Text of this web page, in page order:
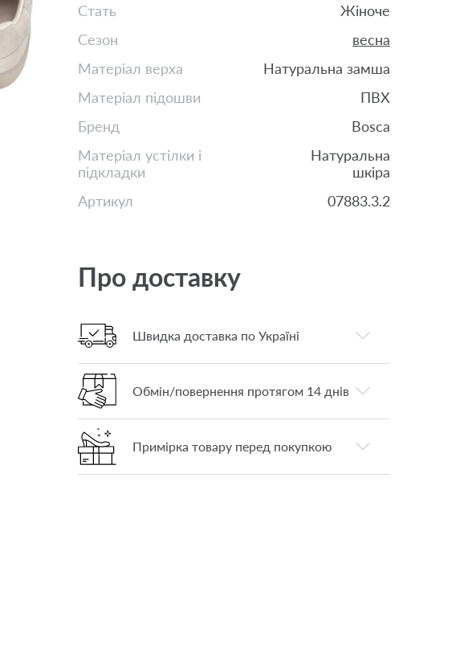
Стать
Жіноче
Сезон
весна
Матеріал верха
Натуральна замша
Матеріал підошви
ПВХ
Бренд
Bosca
Матеріал устілки і
підкладки
Натуральна
шкіра
Артикул
07883.3.2
Про доставку
Швидка доставка по Україні
Обмін/повернення протягом 14 днів
Примірка товару перед покупкою